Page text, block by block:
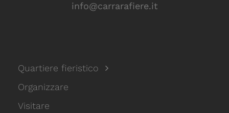
info@carrarafiere.it
Quartiere fieristico
Organizzare
Visitare